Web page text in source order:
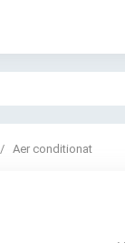
Aer conditionat